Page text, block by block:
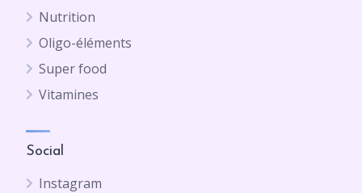
Nutrition
Oligo-éléments
Super food
Vitamines
Social
Instagram